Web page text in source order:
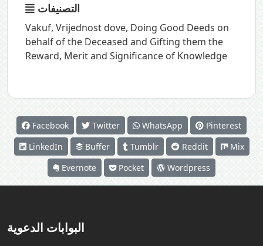
التصنيفات
Vakuf, Vrijednost dove, Doing Good Deeds on
behalf of the Deceased and Gifting them the
Reward, Merit and Significance of Knowledge
Facebook Twitter WhatsApp
Pinterest
LinkedIn
Buffer Tumblr Reddit
Mix
Evernote
Pocket Wordpress
البوابات الدعوية